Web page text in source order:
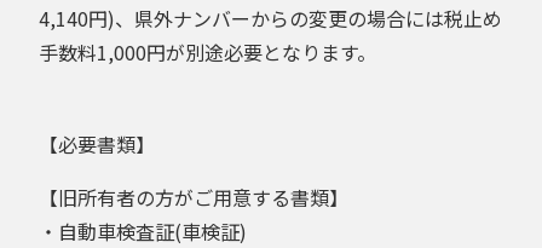
4,140円)、県外ナンバーからの変更の場合には税止め
手数料1,000円が別途必要となります。
【必要書類】
【旧所有者の方がご用意する書類】
・自動車検査証(車検証)